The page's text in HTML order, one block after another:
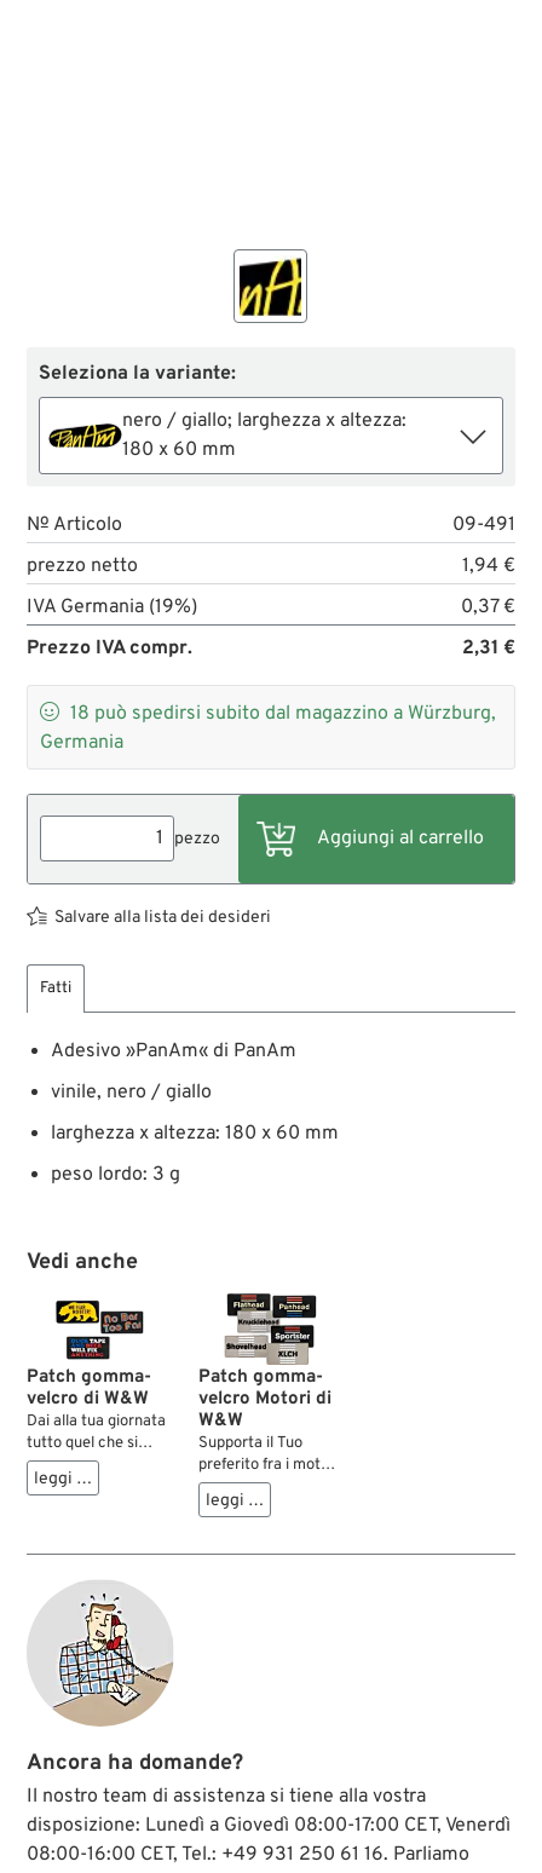
Seleziona la variante:
nero / giallo; larghezza x altezza:
180 x 60 mm
№ Articolo
09-491
prezzo netto
1,94 €
IVA Germania (19%)
0,37 €
Prezzo IVA compr.
2,31 €
 18 può spedirsi subito dal magazzino a Würzburg,
Germania
pezzo
Salvare alla lista dei desideri
Fatti
Adesivo »PanAm« di PanAm
vinile, nero / giallo
larghezza x altezza: 180 x 60 mm
peso lordo: 3 g
Vedi anche
Patch gomma-
velcro di W&W
Dai alla tua giornata
tutto quel che si
merita: basta
sistemare il motto o
berretto, montare in
baraonda del posto
di lavoro, della
birretta serale, della
festa in famiglia – la
collezione dei patch
W&W in gomma 3D
colorata continuerà
striscia di velcro
fornita, pure la
giacca, il sacco a
pelo, e quant'altro ti
venga in mente
leggi …
Patch gomma-
velcro Motori di
W&W
Supporta il Tuo
preferito fra i motori
V-Twin di HD: facile,
con questi patch in
il retro in velcro si
leggi …
Ancora ha domande?
Il nostro team di assistenza si tiene alla vostra
disposizione: Lunedì a Giovedì 08:00-17:00 CET, Venerdì
08:00-16:00 CET, Tel.: +49 931 250 61 16. Parliamo